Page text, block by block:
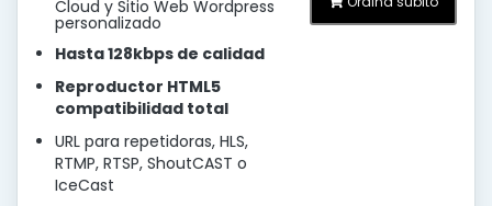
Cloud y Sitio Web Wordpress
personalizado
Hasta 128kbps de calidad
Reproductor HTML5
compatibilidad total
URL para repetidoras, HLS,
RTMP, RTSP, ShoutCAST o
IceCast